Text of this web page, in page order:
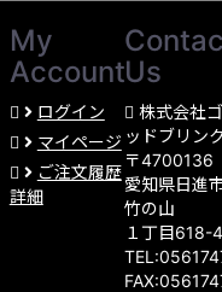
My
Account
ログイン
マイページ
ご注文履歴
詳細
Us
株式会社
ッドブリン
〒4700136
愛知県日進
竹の山
１丁目618-